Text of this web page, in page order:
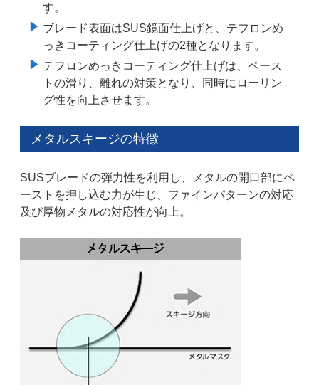
す。
ブレード表面はSUS鏡面仕上げと、テフロンめ
っきコーティング仕上げの2種となります。
テフロンめっきコーティング仕上げは、ペース
トの滑り、離れの対策となり、同時にローリン
グ性を向上させます。
メタルスキージの特徴
SUSブレードの弾力性を利用し、メタルの開口部にペ
ーストを押し込む力が生じ、ファインパターンの対応
及び厚物メタルの対応性が向上。